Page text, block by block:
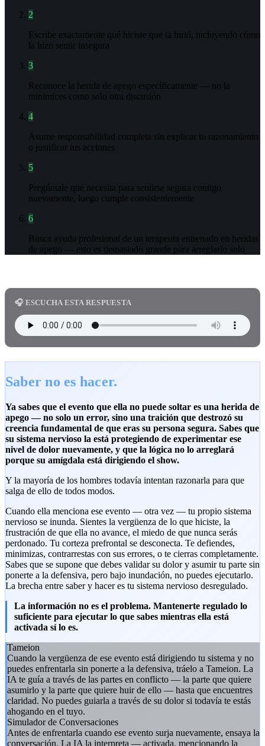
2
Escribe exactamente qué hiciste que la hirió, incluyendo cómo
la hizo sentir insegura
3
Reconoce la herida de apego específicamente — no la
minimices como solo otra discusión
4
Asume responsabilidad completa sin explicar tu razonamiento
o justificar tus acciones
5
Pregúntale qué necesita para sentirse segura contigo
nuevamente, luego cumple consistentemente
6
Busca ayuda profesional de un terapeuta entrenado en heridas
de apego — esto es demasiado grande para arreglarlo solo
🎧 ESCUCHA ESTA RESPUESTA
Saber no es hacer.
Ya sabes que el evento que ella no puede soltar es una herida de
apego — no solo un error, sino una traición que destrozó su
creencia fundamental de que eras su persona segura. Sabes que
su sistema nervioso la está protegiendo de experimentar ese
nivel de dolor nuevamente, y que la lógica no lo arreglará
porque su amígdala está dirigiendo el show.
Y la mayoría de los hombres todavía intentan razonarla para que
salga de ello de todos modos.
Cuando ella menciona ese evento — otra vez — tu propio sistema
nervioso se inunda. Sientes la vergüenza de lo que hiciste, la
frustración de que ella no avance, el miedo de que nunca serás
perdonado. Tu corteza prefrontal se desconecta. Te defiendes,
minimizas, contrarrestas con sus errores, o te cierras completamente.
Sabes que se supone que debes validar su dolor y asumir tu parte sin
ponerte a la defensiva, pero bajo inundación, no puedes ejecutarlo.
La brecha entre saber y hacer es tu sistema nervioso desregulado.
La información no es el problema. Mantenerte regulado lo
suficiente para ejecutar lo que sabes mientras ella está
activada sí lo es.
Tameion
Cuando la vergüenza de ese evento está dirigiendo tu sistema y no
puedes enfrentarla sin ponerte a la defensiva, tráelo a Tameion. La
IA te guía a través de las partes en conflicto — la parte que quiere
asumirlo y la parte que quiere huir de ello — hasta que encuentres
claridad. No puedes guiarla a través de su dolor si todavía te estás
ahogando en el tuyo.
Simulador de Conversaciones
Antes de enfrentarla cuando ese evento surja nuevamente, ensaya la
conversación. La IA la interpreta — activada, mencionando la